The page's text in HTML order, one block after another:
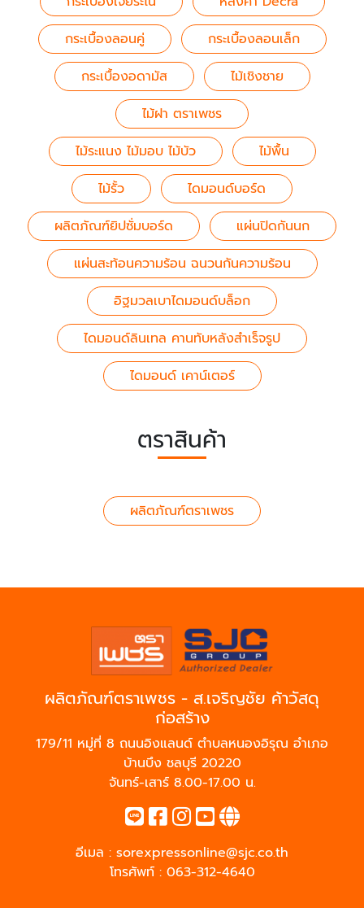
กระเบื้องลอนคู่
กระเบื้องลอนเล็ก
กระเบื้องอดามัส
ไม้เชิงชาย
ไม้ฝา ตราเพชร
ไม้ระแนง ไม้มอบ ไม้บัว
ไม้พื้น
ไม้รั้ว
ไดมอนด์บอร์ด
ผลิตภัณฑ์ยิปซั่มบอร์ด
แผ่นปิดกันนก
แผ่นสะท้อนความร้อน ฉนวนกันความร้อน
อิฐมวลเบาไดมอนด์บล็อก
ไดมอนด์ลินเทล คานทับหลังสำเร็จรูป
ไดมอนด์ เคาน์เตอร์
ตราสินค้า
ผลิตภัณฑ์ตราเพชร
ผลิตภัณฑ์ตราเพชร - ส.เจริญชัย ค้าวัสดุ
ก่อสร้าง
179/11 หมู่ที่ 8 ถนนอิงแลนด์ ตำบลหนองอิรุณ อำเภอ
บ้านบึง ชลบุรี 20220
จันทร์-เสาร์ 8.00-17.00 น.
อีเมล : sorexpressonline@sjc.co.th
โทรศัพท์ : 063-312-4640